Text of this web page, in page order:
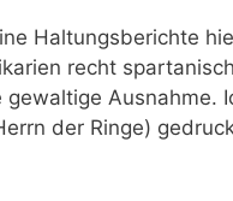
Haltungsberichte
recht
der Ringe)